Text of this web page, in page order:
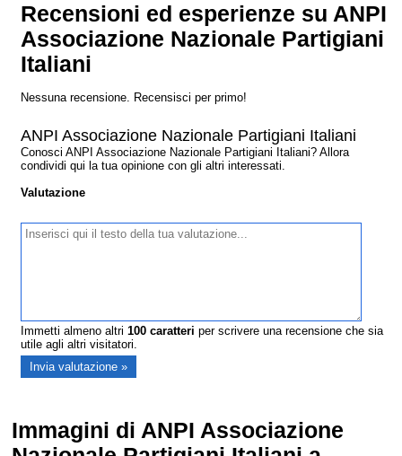
Recensioni ed esperienze su ANPI
Associazione Nazionale Partigiani
Italiani
Nessuna recensione. Recensisci per primo!
ANPI Associazione Nazionale Partigiani Italiani
Conosci ANPI Associazione Nazionale Partigiani Italiani? Allora
condividi qui la tua opinione con gli altri interessati.
Valutazione
Immetti almeno altri100 caratteri per scrivere una recensione che sia
utile agli altri visitatori.
Immagini di ANPI Associazione